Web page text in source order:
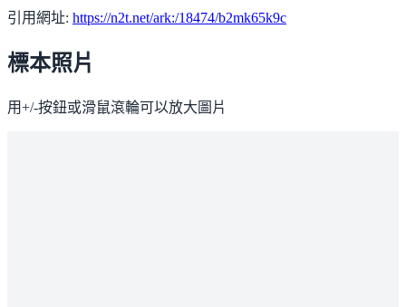
引用網址: https://n2t.net/ark:/18474/b2mk65k9c
標本照片
用+/-按鈕或滑鼠滾輪可以放大圖片